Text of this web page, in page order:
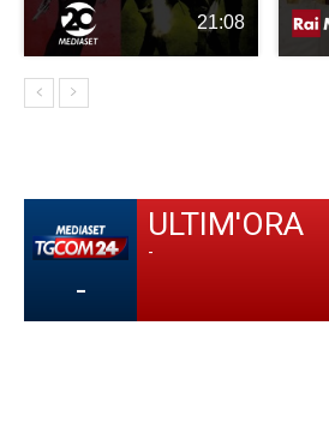
21:08
-
ULTIM'ORA
-